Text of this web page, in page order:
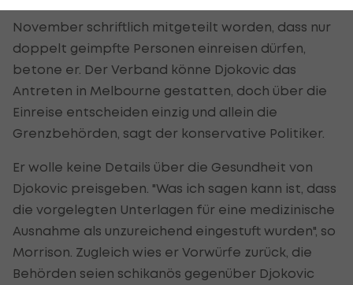
November schriftlich mitgeteilt worden, dass nur
doppelt geimpfte Personen einreisen dürfen,
betone er. Der Verband könne Djokovic das
Antreten in Melbourne gestatten, doch über die
Einreise entscheiden einzig und allein die
Grenzbehörden, sagt der konservative Politiker.
Er wolle keine Details über die Gesundheit von
Djokovic preisgeben. "Was ich sagen kann ist, dass
die vorgelegten Unterlagen für eine medizinische
Ausnahme als unzureichend eingestuft wurden", so
Morrison. Zugleich wies er Vorwürfe zurück, die
Behörden seien schikanös gegenüber Djokovic